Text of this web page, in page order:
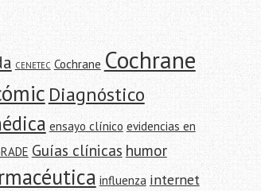
CENETEC Cochrane Cochrane
Diagnóstico
ensayo clínico evidencias en
Guías clínicas humor
influenza internet